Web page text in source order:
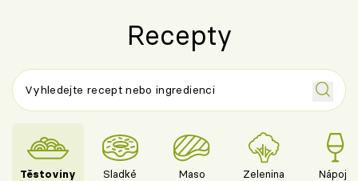
Recepty
Těstoviny Sladké Maso Zelenina Nápoje